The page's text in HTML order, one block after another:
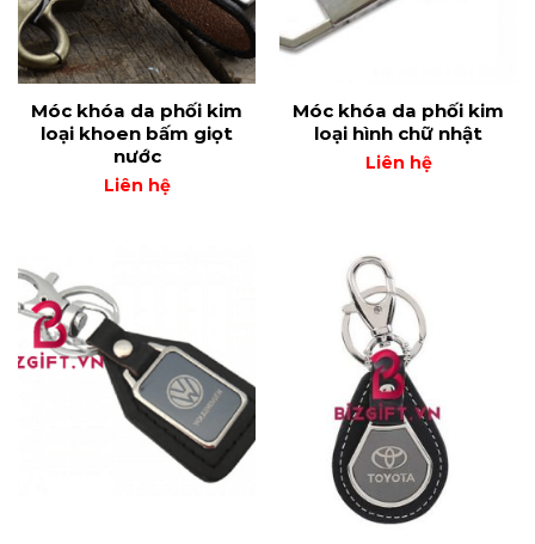
Móc khóa da phối kim
loại khoen bấm giọt
nước
Liên hệ
Móc khóa da phối kim
loại hình chữ nhật
Liên hệ